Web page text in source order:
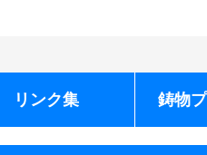
リンク集 鋳物